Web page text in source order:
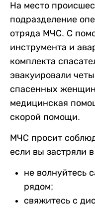
На место
подразделение
отряда МЧС. С
инструмента и
комплекта
эвакуировали
спасенных
медицинская
скорой помощи.
МЧС просит
если вы застряли
не волнуйтесь
рядом;
свяжитесь с